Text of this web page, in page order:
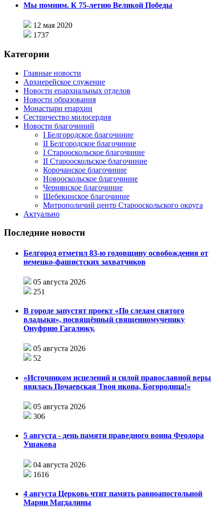
Мы помним. К 75-летию Великой Победы
12 мая 2020
1737
Категории
Главные новости
Архиерейское служение
Новости епархиальных отделов
Новости образования
Монастыри епархии
Сестричество милосердия
Новости благочиний
I Белгородское благочиние
II Белгородское благочиние
I Старооскольское благочиние
II Старооскольское благочиние
Корочанское благочиние
Новооскольское благочиние
Чернянское благочиние
Шебекинское благочиние
Митрополичий центр Старооскольского округа
Актуально
Последние новости
Белгород отметил 83-ю годовщину освобождения от
немецко-фашистских захватчиков
05 августа 2026
251
В городе запустят проект «По следам святого
владыки», посвящённый священномученику
Онуфрию Гагалюку.
05 августа 2026
52
«Источником исцелений и силой православной веры
явилась Почаевская Твоя икона, Богородица!»
05 августа 2026
306
5 августа - день памяти праведного воина Феодора
Ушакова
04 августа 2026
1616
4 августа Церковь чтит память равноапостольной
Марии Магдалины